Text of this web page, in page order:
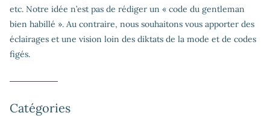
etc. Notre idée n’est pas de rédiger un « code du gentleman
bien habillé ». Au contraire, nous souhaitons vous apporter des
éclairages et une vision loin des diktats de la mode et de codes
figés.
Catégories